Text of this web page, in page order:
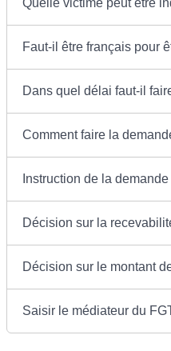
Faut-il être français pour
Dans quel délai faut-il
Comment faire la
Instruction de la demande
Décision sur la
Décision sur le montant
Saisir le médiateur du